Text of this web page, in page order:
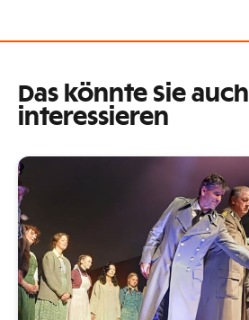
Das könnte Sie auch
interessieren